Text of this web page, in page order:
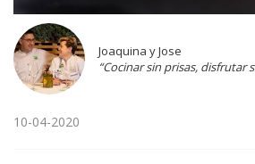
Joaquina y Jose
“Cocinar sin prisas, disfrutar
10-04-2020